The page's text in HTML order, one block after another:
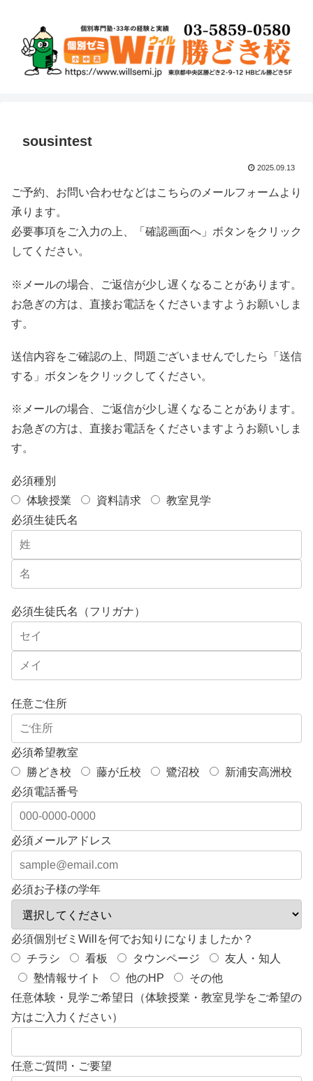
sousintest
2025.09.13
ご予約、お問い合わせなどはこちらのメールフォームより
承ります。
必要事項をご入力の上、「確認画面へ」ボタンをクリック
してください。
※メールの場合、ご返信が少し遅くなることがあります。
お急ぎの方は、直接お電話をくださいますようお願いしま
す。
送信内容をご確認の上、問題ございませんでしたら「送信
する」ボタンをクリックしてください。
※メールの場合、ご返信が少し遅くなることがあります。
お急ぎの方は、直接お電話をくださいますようお願いしま
す。
必須種別
体験授業
資料請求
教室見学
必須生徒氏名
必須生徒氏名（フリガナ）
任意ご住所
必須希望教室
勝どき校
藤が丘校 鷺沼校
新浦安高洲校
必須電話番号
必須 メールアドレス
必須お子様の学年
必須個別ゼミWillを何でお知りになりましたか？
チラシ
看板 タウンページ
友人・知人
塾情報サイト
他のHP
その他
任意体験・見学ご希望日（体験授業・教室見学をご希望の
方はご入力ください）
任意ご質問・ご要望